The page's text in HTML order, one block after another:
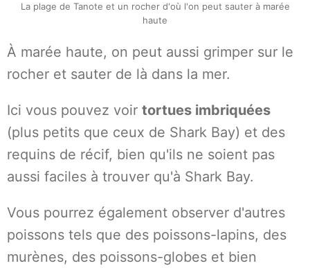
La plage de Tanote et un rocher d'où l'on peut sauter à marée
haute
À marée haute, on peut aussi grimper sur le
rocher et sauter de là dans la mer.
Ici vous pouvez voir tortues imbriquées
(plus petits que ceux de Shark Bay) et des
requins de récif, bien qu'ils ne soient pas
aussi faciles à trouver qu'à Shark Bay.
Vous pourrez également observer d'autres
poissons tels que des poissons-lapins, des
murènes, des poissons-globes et bien